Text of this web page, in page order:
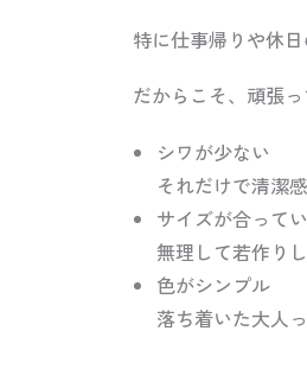
特に仕事帰りや休
だからこそ、頑張
シワが少ない
それだけで清潔
サイズが合って
無理して若作り
色がシンプル
落ち着いた大人